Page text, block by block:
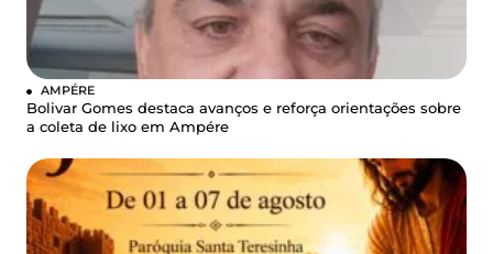
AMPÉRE
Bolivar Gomes destaca avanços e reforça orientações sobre
a coleta de lixo em Ampére